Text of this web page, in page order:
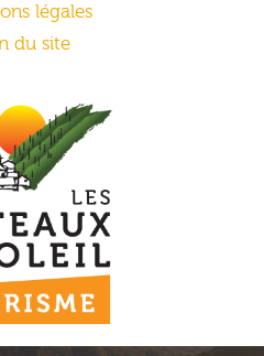
légales
du site